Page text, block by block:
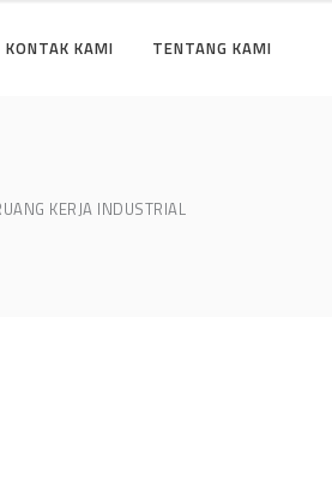
KONTAK KAMI TENTANG KAMI
KERJA INDUSTRIAL